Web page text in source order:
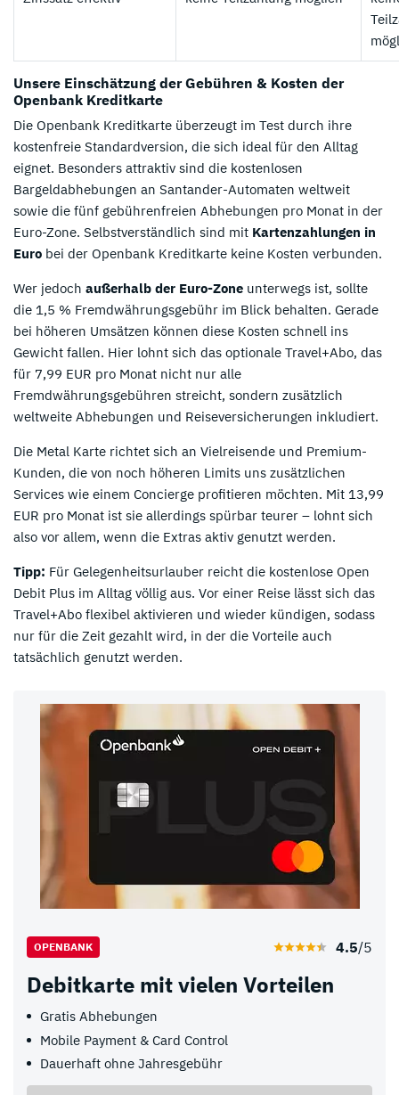
Unsere Einschätzung der Gebühren & Kosten der
Openbank Kreditkarte
Die Openbank Kreditkarte überzeugt im Test durch ihre
kostenfreie Standardversion, die sich ideal für den Alltag
eignet. Besonders attraktiv sind die kostenlosen
Bargeldabhebungen an Santander-Automaten weltweit
sowie die fünf gebührenfreien Abhebungen pro Monat in der
Euro-Zone. Selbstverständlich sind mit Kartenzahlungen in
Euro bei der Openbank Kreditkarte keine Kosten verbunden.
Wer jedoch außerhalb der Euro-Zone unterwegs ist, sollte
die 1,5 % Fremdwährungsgebühr im Blick behalten. Gerade
bei höheren Umsätzen können diese Kosten schnell ins
Gewicht fallen. Hier lohnt sich das optionale Travel+Abo, das
für 7,99 EUR pro Monat nicht nur alle
Fremdwährungsgebühren streicht, sondern zusätzlich
weltweite Abhebungen und Reiseversicherungen inkludiert.
Die Metal Karte richtet sich an Vielreisende und Premium-
Kunden, die von noch höheren Limits uns zusätzlichen
Services wie einem Concierge profitieren möchten. Mit 13,99
EUR pro Monat ist sie allerdings spürbar teurer – lohnt sich
also vor allem, wenn die Extras aktiv genutzt werden.
Tipp: Für Gelegenheitsurlauber reicht die kostenlose Open
Debit Plus im Alltag völlig aus. Vor einer Reise lässt sich das
Travel+Abo flexibel aktivieren und wieder kündigen, sodass
nur für die Zeit gezahlt wird, in der die Vorteile auch
tatsächlich genutzt werden.
OPENBANK 4.5/5
Debitkarte mit vielen Vorteilen
Gratis Abhebungen
Mobile Payment & Card Control
Dauerhaft ohne Jahresgebühr